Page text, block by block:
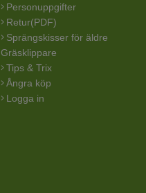
Personuppgifter
Retur(PDF)
Sprängskisser för äldre
Gräsklippare
Tips & Trix
Ångra köp
Logga in